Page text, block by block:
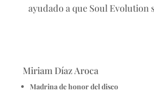
ayudado a que Soul Evolution
Miriam Díaz Aroca
Madrina de honor del disco